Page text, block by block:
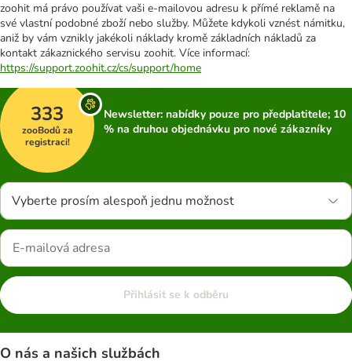
zoohit má právo používat vaši e-mailovou adresu k přímé reklamě na
své vlastní podobné zboží nebo služby. Můžete kdykoli vznést námitku,
aniž by vám vznikly jakékoli náklady kromě základních nákladů za
kontakt zákaznického servisu zoohit. Více informací:
https://support.zoohit.cz/cs/support/home
333
zooBodů za
registraci!
Newsletter: nabídky pouze pro předplatitele; 10
% na druhou objednávku pro nové zákazníky
Vyberte prosím alespoň jednu možnost
Přihlásit se k odběru
O nás a našich službách